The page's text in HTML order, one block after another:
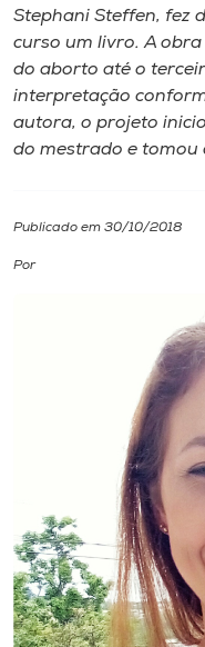
I.nova
Diplomados
Museu
Unoesc
Store
Stephani Steffen, fez
curso um livro. A
do aborto até o
interpretação
autora, o projeto
do mestrado e tomou
Publicado em 30/10/2018
Por